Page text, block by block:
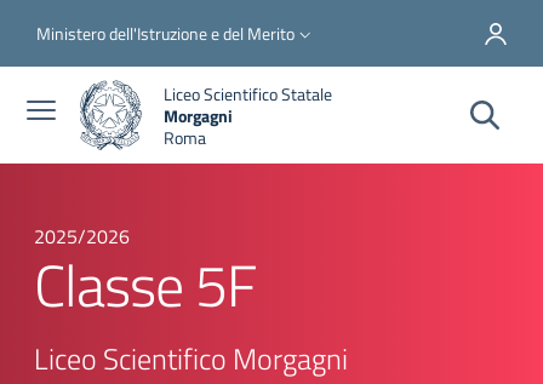
Slim top
Ministero dell'Istruzione e del Merito
Liceo Scientifico Statale
Morgagni
Roma
2025/2026
Classe 5F
Liceo Scientifico Morgagni